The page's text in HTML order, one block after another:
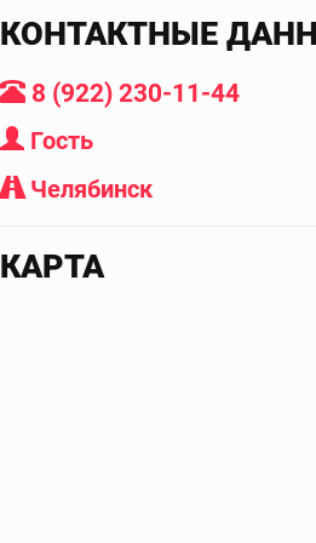
КОНТАКТНЫЕ
8 (922) 230-11-44
Гость
Челябинск
КАРТА